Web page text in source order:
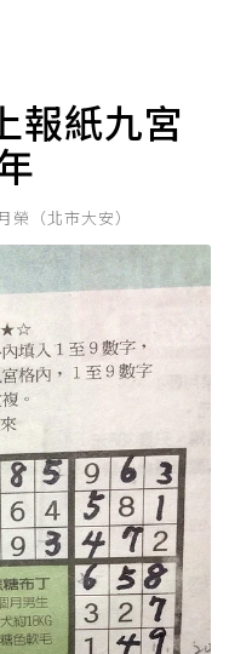
報紙九宮
榮（北市大安）